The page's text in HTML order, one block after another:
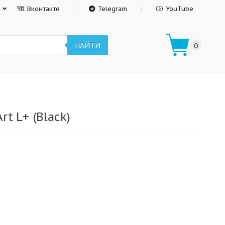
Вконтакте Telegram YouTube
НАЙТИ 0
L+ (Black)